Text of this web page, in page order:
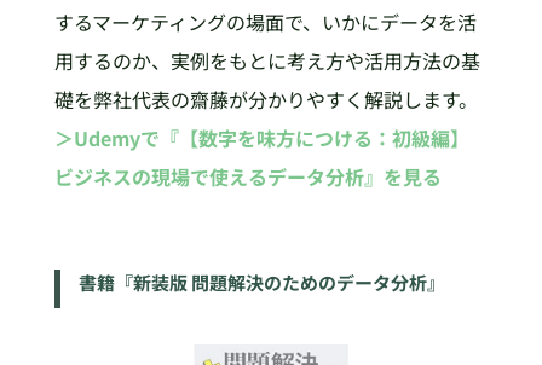
するマーケティングの場面で、いかにデータを活
用するのか、実例をもとに考え方や活用方法の基
礎を弊社代表の齋藤が分かりやすく解説します。
＞Udemyで『【数字を味方につける：初級編】
ビジネスの現場で使えるデータ分析』を見る
書籍『新装版 問題解決のためのデータ分析』